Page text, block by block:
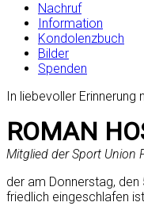
Nachruf
Information
Kondolenzbuch
Bilder
Spenden
In liebevoller
ROMAN
Mitglied der Sport Union
der am Donnerstag,
friedlich eingeschlafen